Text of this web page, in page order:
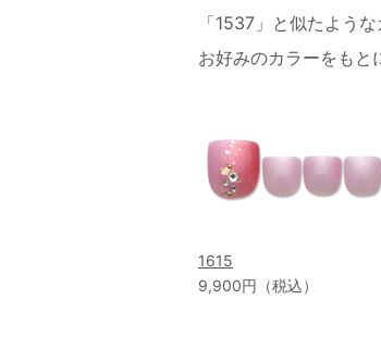
「1537」と似たよう
お好みのカラーをもと
1615
9,900円（税込）